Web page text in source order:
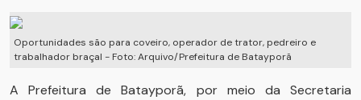
Oportunidades são para coveiro, operador de trator, pedreiro e
trabalhador braçal - Foto: Arquivo/Prefeitura de Batayporã
A Prefeitura de Batayporã, por meio da Secretaria